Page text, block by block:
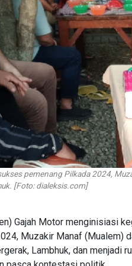
pemenang Pilkada 2024,
[Foto: dialeksis.com]
Gajah Motor menginisiasi
Muzakir Manaf (Mualem)
Lambhuk, dan menjadi